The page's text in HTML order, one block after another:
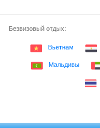
Безвизовый отдых:
Вьетнам
Мальдивы